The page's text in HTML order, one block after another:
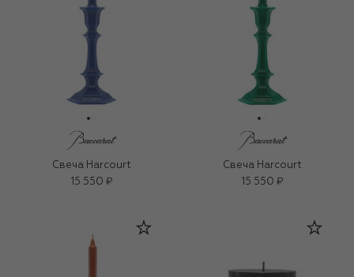
Свеча Harcourt
15 550 ₽
Свеча Harcourt
15 550 ₽